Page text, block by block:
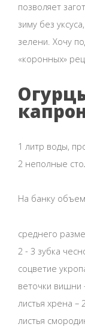
позволяет
зиму без
зелени. Хочу
«коронных»
1 литр воды,
2 неполные
На банку
среднего
2 - 3 зубка
соцветие
веточки вишни
листья хрена –
листья